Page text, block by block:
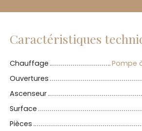
Caractéristiques
Chauffage
Pompe
Ouvertures
Ascenseur
Surface
Pièces